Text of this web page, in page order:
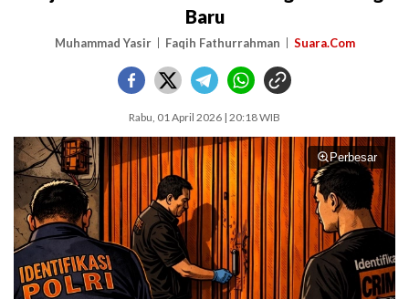
Baru
Muhammad Yasir Faqih Fathurrahman Suara.Com
Rabu, 01 April 2026 | 20:18 WIB
Perbesar